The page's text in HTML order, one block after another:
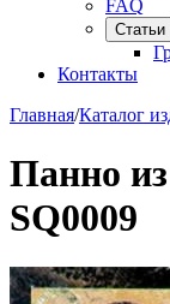
FAQ
Статьи
Контакты
Главная/Каталог
Панно
SQ0009